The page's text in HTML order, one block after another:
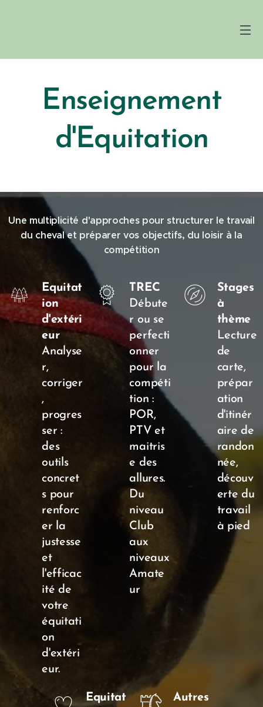
Enseignement
d'Equitation
Une multiplicité d'approches pour structurer le travail
du cheval et préparer vos objectifs, du loisir à la
compétition
Equitat
ion
d'extéri
eur
Analyse
r,
corriger
,
progres
ser :
des
outils
concret
s pour
renforc
er la
justesse
et
l'efficac
ité de
votre
équitati
on
d'extéri
eur.
TREC
Débute
r ou se
perfecti
onner
pour la
compéti
tion :
POR,
PTV et
maitris
e des
allures.
Du
niveau
Club
aux
niveaux
Amate
ur
Stages
à
thème
Lecture
de
carte,
prépar
ation
d'itinér
aire de
randon
née,
découv
erte du
travail
à pied
Equitat
Autres